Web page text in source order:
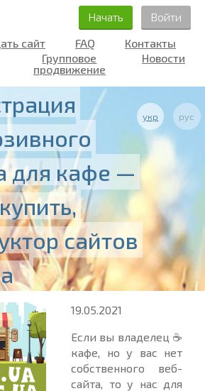
сайт FAQ
Контакты
Групповое
продвижение
Новости
Начать Войти
укр рус
для кафе —
сайтов
19.05.2021
Если вы владелец ☕️
кафе, но у вас нет
собственного веб-
сайта, то у нас для